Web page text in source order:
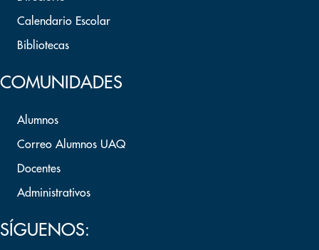
Calendario Escolar
Bibliotecas
COMUNIDADES
Alumnos
Correo Alumnos UAQ
Docentes
Administrativos
SÍGUENOS: